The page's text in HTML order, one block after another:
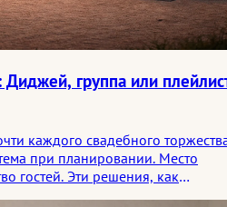
группа или
каждого свадебного
при планировании. Место
гостей. Эти решения, как